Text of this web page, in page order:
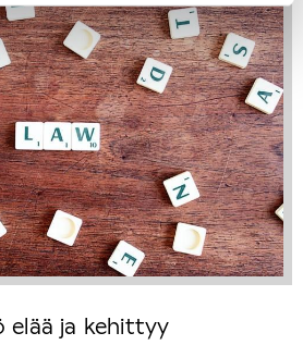
elää ja kehittyy